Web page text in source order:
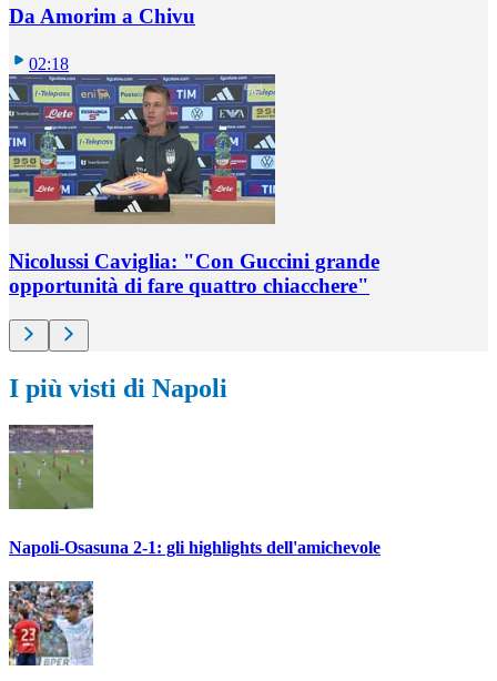
Da Amorim a Chivu
02:18
Nicolussi Caviglia: "Con Guccini grande
opportunità di fare quattro chiacchere"
I più visti di Napoli
Napoli-Osasuna 2-1: gli highlights dell'amichevole